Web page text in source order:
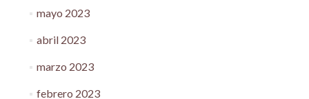
mayo 2023
abril 2023
marzo 2023
febrero 2023